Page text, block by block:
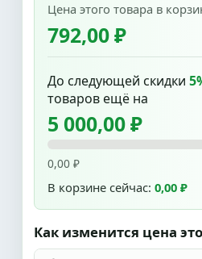
Цена этого товара в
792,00 ₽
До следующей скидки
товаров ещё на
5 000,00 ₽
0,00 ₽
В корзине сейчас: 0,00 ₽
Как изменится цена